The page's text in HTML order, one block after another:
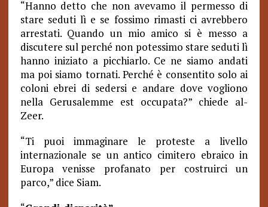
“Hanno detto che non avevamo il permesso di
stare seduti lì e se fossimo rimasti ci avrebbero
arrestati. Quando un mio amico si è messo a
discutere sul perché non potessimo stare seduti lì
hanno iniziato a picchiarlo. Ce ne siamo andati
ma poi siamo tornati. Perché è consentito solo ai
coloni ebrei di sedersi e andare dove vogliono
nella Gerusalemme est occupata?” chiede al-
Zeer.
“Ti puoi immaginare le proteste a livello
internazionale se un antico cimitero ebraico in
Europa venisse profanato per costruirci un
parco,” dice Siam.